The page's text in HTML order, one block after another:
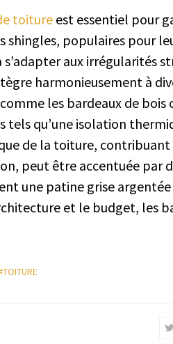
toiture est essentiel pour
shingles, populaires pour
aux irrégularités
harmonieusement à
les bardeaux de
tels qu’une isolation
de la toiture,
peut être accentuée par
une patine grise
et le budget, les